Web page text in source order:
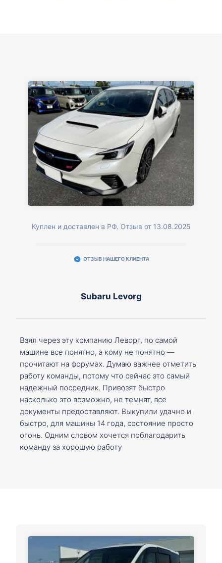
Куплен и доставлен в РФ. Отзыв от 13.08.2025
ОТЗЫВ НАШЕГО КЛИЕНТА
Subaru Levorg
Взял через эту компанию Леворг, по самой
машине все понятно, а кому не понятно —
прочитают на форумах. Думаю важнее отметить
работу команды, потому что сейчас это самый
надежный посредник. Привозят быстро
насколько это возможно, не темнят, все
документы предоставляют. Выкупили удачно и
быстро, для машины 14 года, состояние просто
огонь. Одним словом хочется поблагодарить
команду за хорошую работу